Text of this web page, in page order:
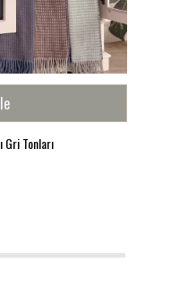
Tonları
1314151617181920